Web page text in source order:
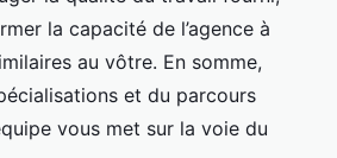
la capacité de l’agence à
au vôtre. En somme,
et du parcours
vous met sur la voie du